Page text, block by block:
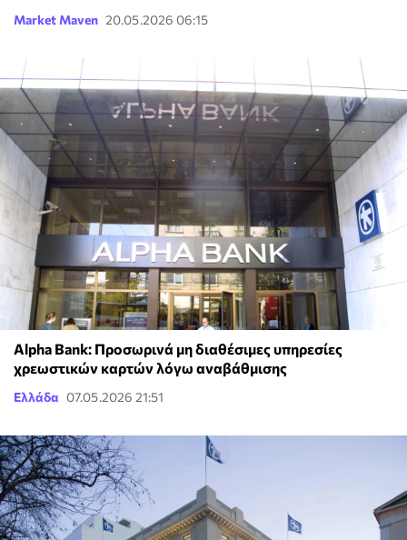
Market Maven 20.05.2026 06:15
Alpha Bank: Προσωρινά μη διαθέσιμες υπηρεσίες
χρεωστικών καρτών λόγω αναβάθμισης
Ελλάδα 07.05.2026 21:51